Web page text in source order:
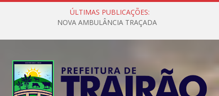
ÚLTIMAS PUBLICAÇÕES:
NOVA AMBULÂNCIA TRAÇADA